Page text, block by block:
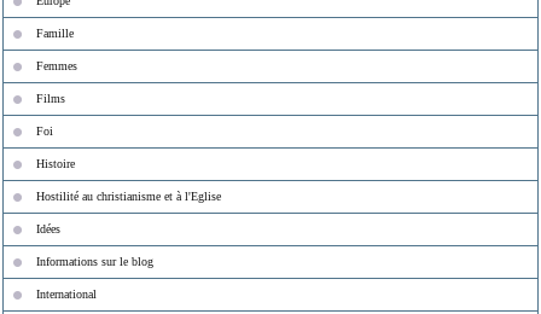
Famille
Femmes
Films
Foi
Histoire
Hostilité au christianisme et à l'Eglise
Idées
Informations sur le blog
International